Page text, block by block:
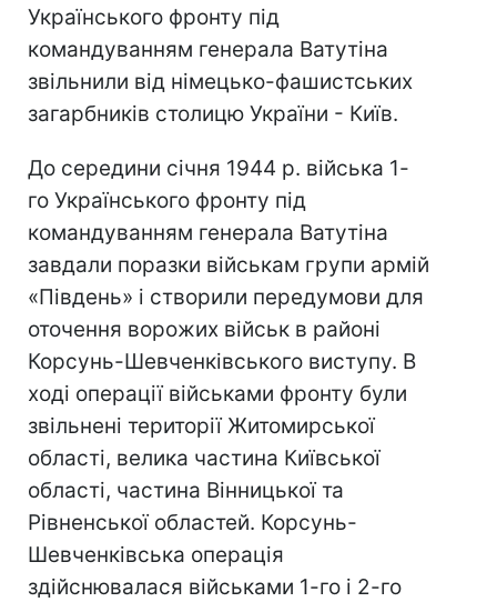
Українського фронту під
командуванням генерала Ватутіна
звільнили від німецько-фашистських
загарбників столицю України - Київ.
До середини січня 1944 р. війська 1-
го Українського фронту під
командуванням генерала Ватутіна
завдали поразки військам групи армій
«Південь» і створили передумови для
оточення ворожих військ в районі
Корсунь-Шевченківського виступу. В
ході операції військами фронту були
звільнені території Житомирської
області, велика частина Київської
області, частина Вінницької та
Рівненської областей. Корсунь-
Шевченківська операція
здійснювалася військами 1-го і 2-го